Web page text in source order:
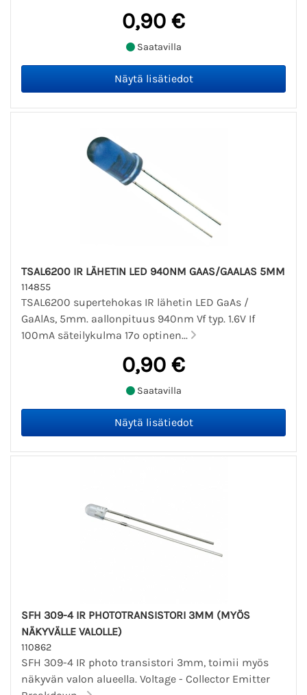
0,90 €
Saatavilla
TSAL6200 IR LÄHETIN LED 940NM GAAS/GAALAS 5MM
114855
TSAL6200 supertehokas IR lähetin LED GaAs /
GaAlAs, 5mm. aallonpituus 940nm Vf typ. 1.6V If
100mA säteilykulma 17º optinen...
0,90 €
Saatavilla
SFH 309-4 IR PHOTOTRANSISTORI 3MM (MYÖS
NÄKYVÄLLE VALOLLE)
110862
SFH 309-4 IR photo transistori 3mm, toimii myös
näkyvän valon alueella. Voltage - Collector Emitter